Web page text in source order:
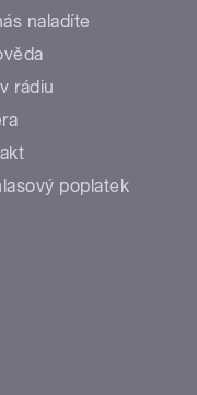
naladíte
rádiu
poplatek